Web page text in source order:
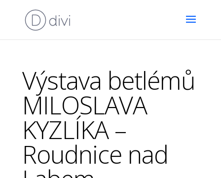
Výstava betlémů
MILOSLAVA
KYZLÍKA –
Roudnice nad